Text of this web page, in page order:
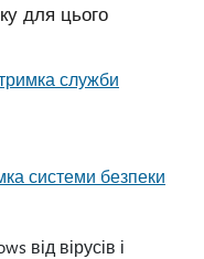
для цього
служби
системи безпеки
від вірусів і